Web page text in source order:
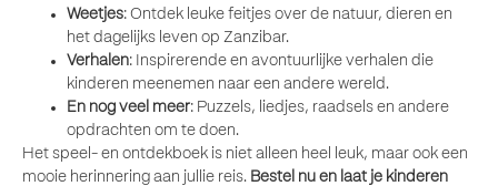
Weetjes: Ontdek leuke feitjes over de natuur, dieren en
het dagelijks leven op Zanzibar.
Verhalen: Inspirerende en avontuurlijke verhalen die
kinderen meenemen naar een andere wereld.
En nog veel meer: Puzzels, liedjes, raadsels en andere
opdrachten om te doen.
Het speel- en ontdekboek is niet alleen heel leuk, maar ook een
mooie herinnering aan jullie reis. Bestel nu en laat je kinderen